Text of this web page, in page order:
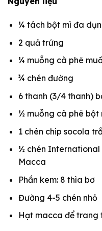
¼ tách bột mì đa
2 quả trứng
¼ muỗng cà phê
¾ chén đường
6 thanh (3/4 thanh)
½ muỗng cà phê bột
1 chén chip socola
½ chén International
Macca
Phần kem: 8 thìa bơ
Đường 4-5 chén nhỏ
Hạt macca để trang